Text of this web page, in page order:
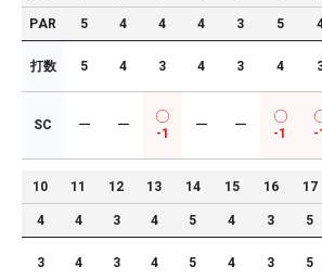
PAR 5 4 4 4 3 5
打数 5 4 3 4 3 4
SC ー ー
-1
ー ー
-1 -1
10 11 12 13 14 15 16 17
4 4 3 4 5 4 3 5
3 4 3 4 5 4 3 5